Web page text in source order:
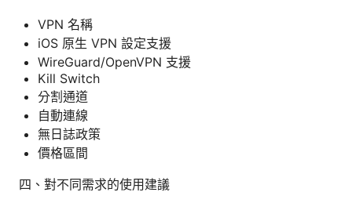
VPN 名稱
iOS 原生 VPN 設定支援
WireGuard/OpenVPN 支援
Kill Switch
分割通道
自動連線
無日誌政策
價格區間
四、對不同需求的使用建議